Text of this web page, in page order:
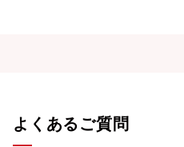
よくあるご質問